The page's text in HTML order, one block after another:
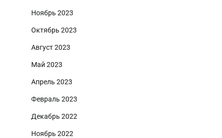
Ноябрь 2023
Октябрь 2023
Август 2023
Май 2023
Апрель 2023
Февраль 2023
Декабрь 2022
Ноябрь 2022